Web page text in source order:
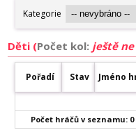
Děti (Počet kol: ještě ne
Pořadí Stav Jméno
Počet hráčů v seznamu: 0